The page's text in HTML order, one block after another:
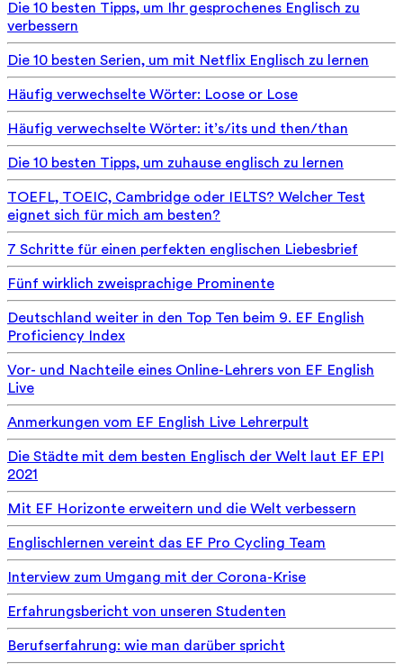
Die 10 besten Tipps, um Ihr gesprochenes Englisch zu
verbessern
Die 10 besten Serien, um mit Netflix Englisch zu lernen
Häufig verwechselte Wörter: Loose or Lose
Häufig verwechselte Wörter: it’s/its und then/than
Die 10 besten Tipps, um zuhause englisch zu lernen
TOEFL, TOEIC, Cambridge oder IELTS? Welcher Test
eignet sich für mich am besten?
7 Schritte für einen perfekten englischen Liebesbrief
Fünf wirklich zweisprachige Prominente
Deutschland weiter in den Top Ten beim 9. EF English
Proficiency Index
Vor- und Nachteile eines Online-Lehrers von EF English
Live
Anmerkungen vom EF English Live Lehrerpult
Die Städte mit dem besten Englisch der Welt laut EF EPI
2021
Mit EF Horizonte erweitern und die Welt verbessern
Englischlernen vereint das EF Pro Cycling Team
Interview zum Umgang mit der Corona-Krise
Erfahrungsbericht von unseren Studenten
Berufserfahrung: wie man darüber spricht